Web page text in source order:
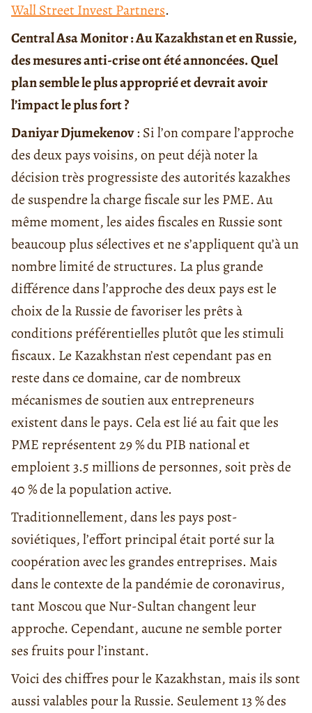
Wall Street Invest Partners.
Central Asa Monitor : Au Kazakhstan et en Russie,
des mesures anti-crise ont été annoncées. Quel
plan semble le plus approprié et devrait avoir
l’impact le plus fort ?
Daniyar Djumekenov: Si l’on compare l’approche
des deux pays voisins, on peut déjà noter la
décision très progressiste des autorités kazakhes
de suspendre la charge fiscale sur les PME. Au
même moment, les aides fiscales en Russie sont
beaucoup plus sélectives et ne s’appliquent qu’à un
nombre limité de structures. La plus grande
différence dans l’approche des deux pays est le
choix de la Russie de favoriser les prêts à
conditions préférentielles plutôt que les stimuli
fiscaux. Le Kazakhstan n’est cependant pas en
reste dans ce domaine, car de nombreux
mécanismes de soutien aux entrepreneurs
existent dans le pays. Cela est lié au fait que les
PME représentent 29 % du PIB national et
emploient 3.5 millions de personnes, soit près de
40 % de la population active.
Traditionnellement, dans les pays post-
soviétiques, l’effort principal était porté sur la
coopération avec les grandes entreprises. Mais
dans le contexte de la pandémie de coronavirus,
tant Moscou que Nur-Sultan changent leur
approche. Cependant, aucune ne semble porter
ses fruits pour l’instant.
Voici des chiffres pour le Kazakhstan, mais ils sont
aussi valables pour la Russie. Seulement 13 % des